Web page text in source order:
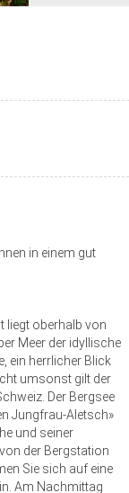
in einem gut
liegt oberhalb von
Meer der idyllische
ein herrlicher Blick
umsonst gilt der
Der Bergsee
Jungfrau-Aletsch»
und seiner
der Bergstation
Sie sich auf eine
Am Nachmittag